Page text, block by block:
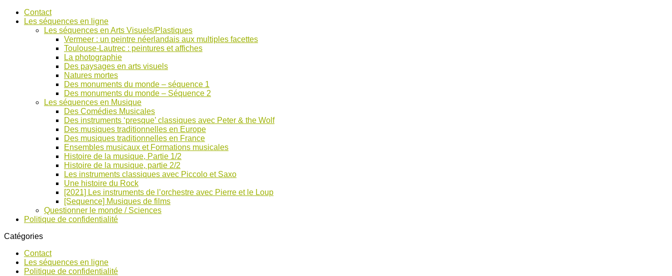
AccéderContact
Les séquences en ligne
Les séquences en Arts Visuels/Plastiques
Vermeer : un peintre néerlandais aux multiples facettes
Toulouse-Lautrec : peintures et affiches
La photographie
Des paysages en arts visuels
Natures mortes
Des monuments du monde – séquence 1
Des monuments du monde – Séquence 2
Les séquences en Musique
Des Comédies Musicales
Des instruments ‘presque’ classiques avec Peter & the Wolf
Des musiques traditionnelles en Europe
Des musiques traditionnelles en France
Ensembles musicaux et Formations musicales
Histoire de la musique, Partie 1/2
Histoire de la musique, partie 2/2
Les instruments classiques avec Piccolo et Saxo
Une histoire du Rock
[2021] Les instruments de l’orchestre avec Pierre et le Loup
[Sequence] Musiques de films
Questionner le monde / Sciences
Politique de confidentialité
Catégories
Contact
Les séquences en ligne
Politique de confidentialité